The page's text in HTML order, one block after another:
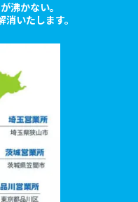
沸かない。
いたします。